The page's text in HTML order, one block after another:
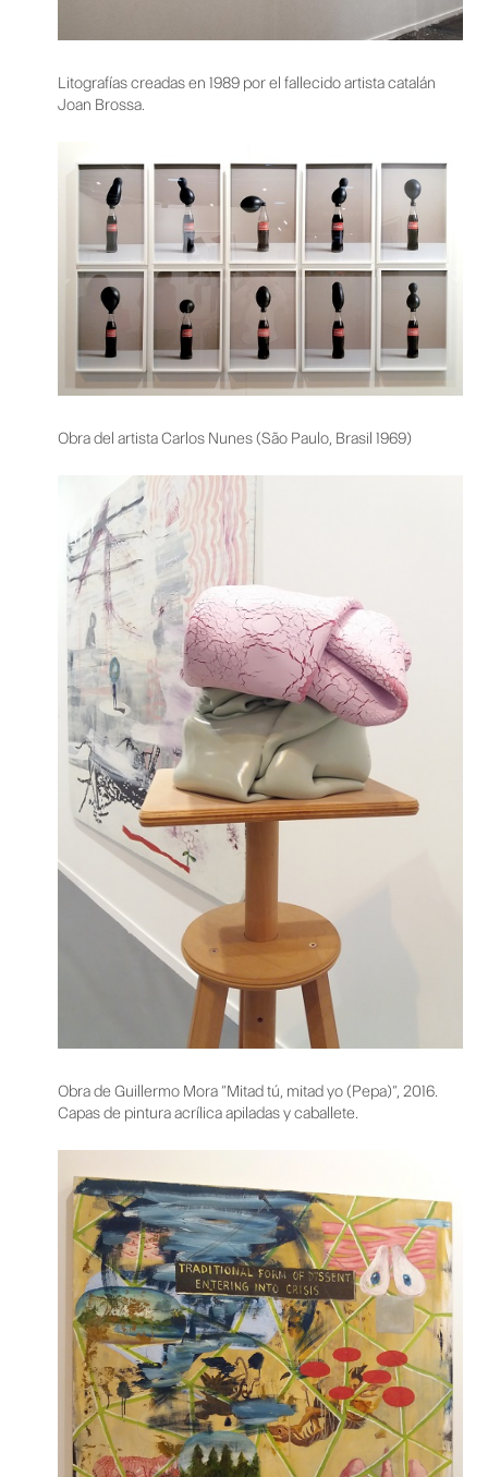
Litografías creadas en 1989 por el fallecido artista catalán
Joan Brossa.
Obra del artista Carlos Nunes (São Paulo, Brasil 1969)
Obra de Guillermo Mora “Mitad tú, mitad yo (Pepa)”, 2016.
Capas de pintura acrílica apiladas y caballete.